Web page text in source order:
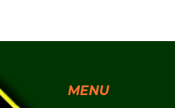
MENU